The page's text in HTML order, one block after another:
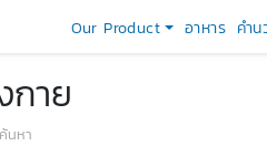
Our Product อาหาร คำ
กาย
ค้นหา